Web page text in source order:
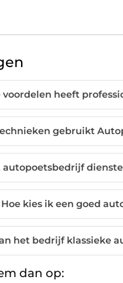
voordelen heeft
gebruikt
autopoetsbedrijf
Hoe kies ik een goed
het bedrijf klassieke
dan op: